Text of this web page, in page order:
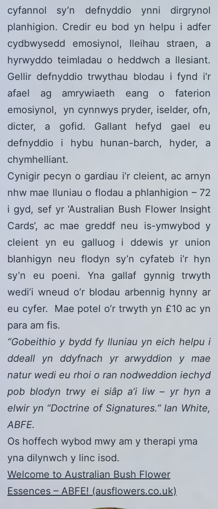
cyfannol sy’n defnyddio ynni dirgrynol
planhigion. Credir eu bod yn helpu i adfer
cydbwysedd emosiynol, lleihau straen, a
hyrwyddo teimladau o heddwch a llesiant.
Gellir defnyddio trwythau blodau i fynd i’r
afael ag amrywiaeth eang o faterion
emosiynol, yn cynnwys pryder, iselder, ofn,
dicter, a gofid. Gallant hefyd gael eu
defnyddio i hybu hunan-barch, hyder, a
chymhelliant.
Cynigir pecyn o gardiau i’r cleient, ac arnyn
nhw mae lluniau o flodau a phlanhigion – 72
i gyd, sef yr ‘Australian Bush Flower Insight
Cards’, ac mae greddf neu is-ymwybod y
cleient yn eu galluog i ddewis yr union
blanhigyn neu flodyn sy’n cyfateb i’r hyn
sy’n eu poeni. Yna gallaf gynnig trwyth
wedi’i wneud o’r blodau arbennig hynny ar
eu cyfer. Mae potel o’r trwyth yn £10 ac yn
para am fis.
“Gobeithio y bydd fy lluniau yn eich helpu i
ddeall yn ddyfnach yr arwyddion y mae
natur wedi eu rhoi o ran nodweddion iechyd
pob blodyn trwy ei siâp a’i liw – yr hyn a
elwir yn “Doctrine of Signatures.” Ian White,
ABFE.
Os hoffech wybod mwy am y therapi yma
yna dilynwch y linc isod.
Welcome to Australian Bush Flower
Essences – ABFE! (ausflowers.co.uk)